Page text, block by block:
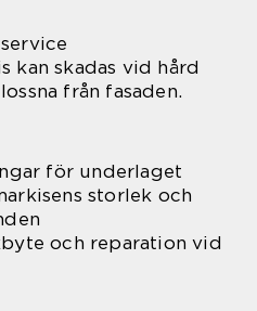
kan skadas vid hård
från fasaden.
för underlaget
storlek och
och reparation vid